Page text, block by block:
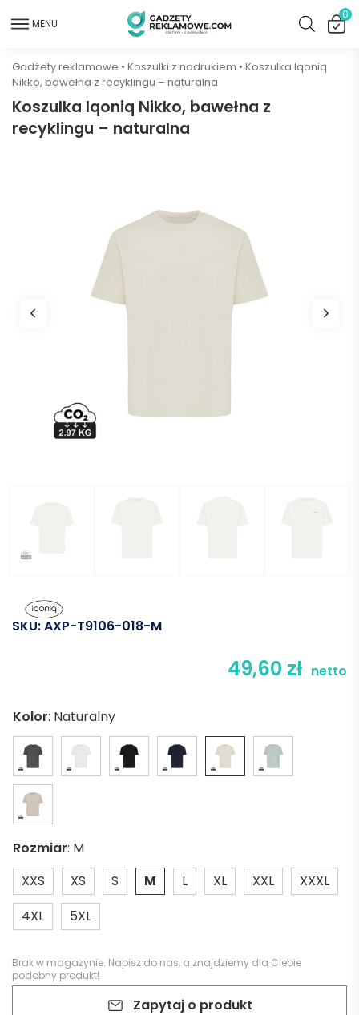
MENU
0
Gadżety reklamowe • Koszulki z nadrukiem • Koszulka Iqoniq
Nikko, bawełna z recyklingu – naturalna
Koszulka Iqoniq Nikko, bawełna z
recyklingu – naturalna
SKU:AXP-T9106-018-M
49,60 zł netto
Kolor: Naturalny
Rozmiar: M
XXS
XS S M L XL XXL
XXXL
4XL
5XL
Brak w magazynie. Napisz do nas, a znajdziemy dla Ciebie
podobny produkt!
Zapytaj o produkt